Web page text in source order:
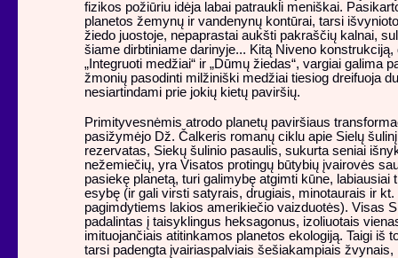
fizikos požiūriu idėja labai patraukli meniškai.
planetos žemynų ir vandenynų kontūrai, tarsi
žiedo juostoje, nepaprastai aukšti pakraščių kalnai,
šiame dirbtiniame darinyje... Kitą Niveno
„Integruoti medžiai“ ir „Dūmų žiedas“, vargiai galima
žmonių pasodinti milžiniški medžiai tiesiog dreifuoja
nesiartindami prie jokių kietų paviršių.
Primityvesnėmis atrodo planetų paviršiaus
pasižymėjo Dž. Čalkeris romanų ciklu apie Sielų
rezervatas, Siekų šulinio pasaulis, sukurta seniai
nežemiečių, yra Visatos protingų būtybių įvairovės
pasiekę planetą, turi galimybę atgimti kūne, labiausiai
esybę (ir gali virsti satyrais, drugiais, minotaurais ir
pagimdytiems lakios amerikiečio vaizduotės). Visas
padalintas į taisyklingus heksagonus, izoliuotais
imituojančiais atitinkamos planetos ekologiją. Taigi iš
tarsi padengta įvairiaspalviais šešiakampiais